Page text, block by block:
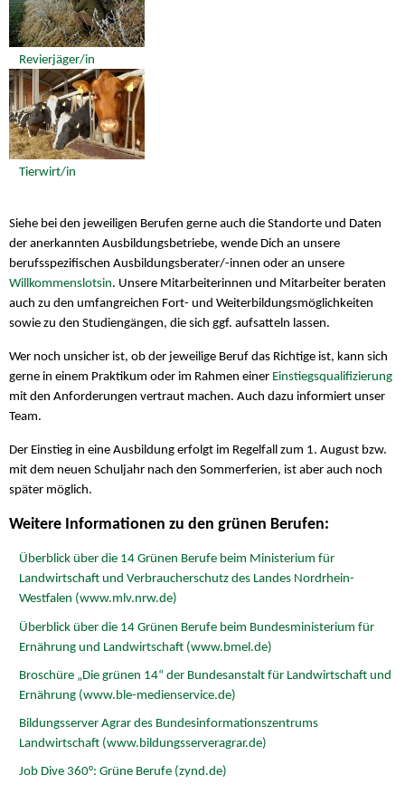
Revierjäger/in
Tierwirt/in
Siehe bei den jeweiligen Berufen gerne auch die Standorte und Daten
der anerkannten Ausbildungsbetriebe, wende Dich an unsere
berufsspezifischen Ausbildungsberater/-innen oder an unsere
Willkommenslotsin. Unsere Mitarbeiterinnen und Mitarbeiter beraten
auch zu den umfangreichen Fort- und Weiterbildungsmöglichkeiten
sowie zu den Studiengängen, die sich ggf. aufsatteln lassen.
Wer noch unsicher ist, ob der jeweilige Beruf das Richtige ist, kann sich
gerne in einem Praktikum oder im Rahmen einer Einstiegsqualifizierung
mit den Anforderungen vertraut machen. Auch dazu informiert unser
Team.
Der Einstieg in eine Ausbildung erfolgt im Regelfall zum 1. August bzw.
mit dem neuen Schuljahr nach den Sommerferien, ist aber auch noch
später möglich.
Weitere Informationen zu den grünen Berufen:
Überblick über die 14 Grünen Berufe beim Ministerium für
Landwirtschaft und Verbraucherschutz des Landes Nordrhein-
Westfalen (www.mlv.nrw.de)
Überblick über die 14 Grünen Berufe beim Bundesministerium für
Ernährung und Landwirtschaft (www.bmel.de)
Broschüre „Die grünen 14“ der Bundesanstalt für Landwirtschaft und
Ernährung (www.ble-medienservice.de)
Bildungsserver Agrar des Bundesinformationszentrums
Landwirtschaft (www.bildungsserveragrar.de)
Job Dive 360°: Grüne Berufe (zynd.de)